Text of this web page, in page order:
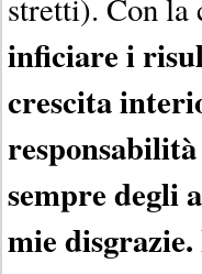
stretti). Con la
inficiare i
crescita
sempre degli
mie